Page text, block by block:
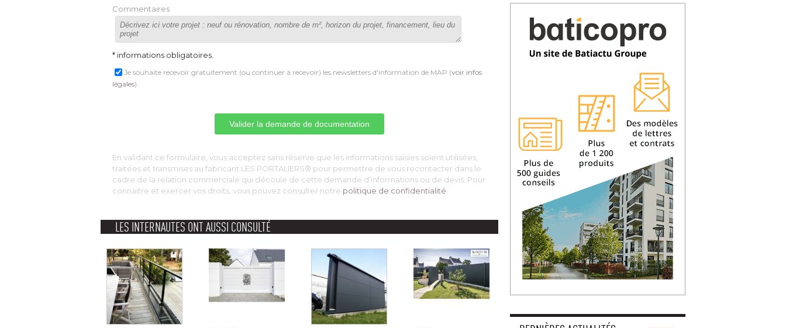
Commentaires
* informations obligatoires.
Je souhaite recevoir gratuitement (ou continuer à recevoir) les newsletters d'information de MAP (voir infos
légales).
En validant ce formulaire, vous acceptez sans réserve que les informations saisies soient utilisées,
traitées et transmises au fabricant LES PORTALIERS® pour permettre de vous recontacter dans le
cadre de la relation commerciale qui découle de cette demande d’informations ou de devis. Pour
connaitre et exercer vos droits, vous pouvez consulter notre politique de confidentialité
LES INTERNAUTES ONT AUSSI CONSULTÉ